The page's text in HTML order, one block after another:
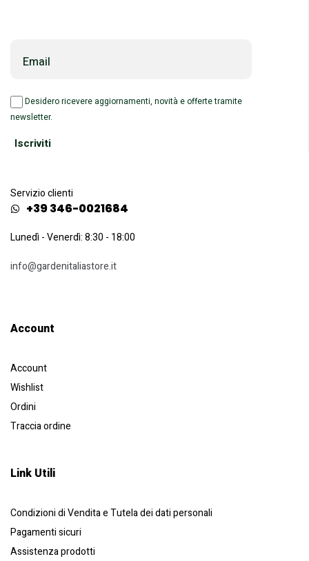
Email
Desidero ricevere aggiornamenti, novità e offerte tramite
newsletter.
Servizio clienti
+39 346-0021684
Lunedì - Venerdì: 8:30 - 18:00
info@gardenitaliastore.it
Account​
Account
Wishlist
Ordini
Traccia ordine
Link Utili
Condizioni di Vendita e Tutela dei dati personali
Pagamenti sicuri
Assistenza prodotti